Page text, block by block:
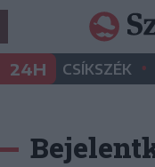
24H CSÍKSZÉK •